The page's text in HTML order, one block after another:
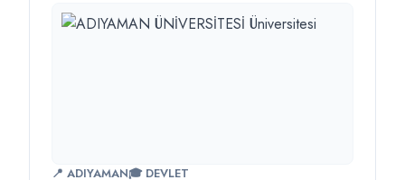
📍 ADIYAMAN🎓 DEVLET